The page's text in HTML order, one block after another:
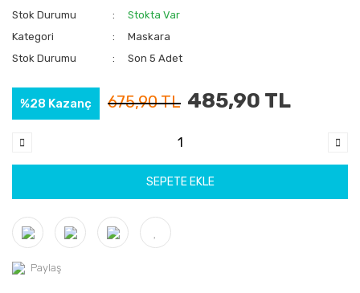
Stok Durumu
Stokta Var
Kategori
Maskara
Stok Durumu
Son 5 Adet
%28 Kazanç 675,90 TL 485,90 TL
SEPETE EKLE
Paylaş